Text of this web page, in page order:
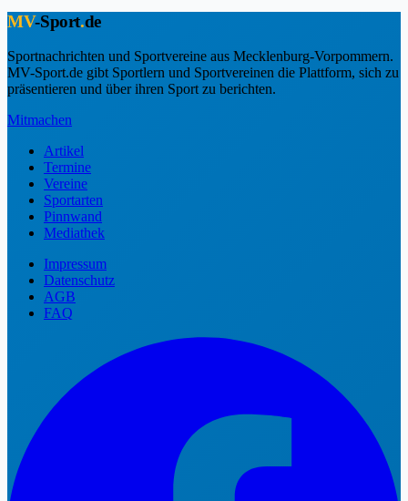
MV-Sport.de
Sportnachrichten und Sportvereine aus Mecklenburg-Vorpommern.
MV-Sport.de gibt Sportlern und Sportvereinen die Plattform, sich zu
präsentieren und über ihren Sport zu berichten.
Mitmachen
Artikel
Termine
Vereine
Sportarten
Pinnwand
Mediathek
Impressum
Datenschutz
AGB
FAQ